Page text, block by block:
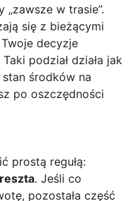
„zawsze w trasie”.
się z bieżącymi
decyzje
podział działa jak
środków na
po oszczędności
prostą regułą:
. Jeśli co
pozostała część